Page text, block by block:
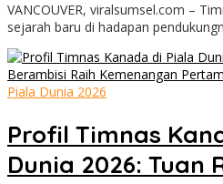
VANCOUVER, viralsumsel.com –
sejarah baru di hadapan
Piala Dunia 2026
Profil Timnas
Dunia 2026: Tuan